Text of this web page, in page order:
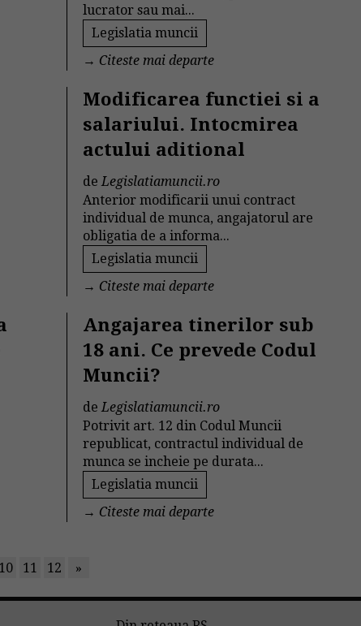
lucrator sau mai...
Legislatia muncii
→ Citeste mai departe
Modificarea functiei si a
salariului. Intocmirea
actului aditional
de Legislatiamuncii.ro
Anterior modificarii unui contract
individual de munca, angajatorul are
obligatia de a informa...
Legislatia muncii
→ Citeste mai departe
Angajarea tinerilor sub
18 ani. Ce prevede Codul
Muncii?
de Legislatiamuncii.ro
Potrivit art. 12 din Codul Muncii
republicat, contractul individual de
munca se incheie pe durata...
Legislatia muncii
→ Citeste mai departe
10 11 12 »